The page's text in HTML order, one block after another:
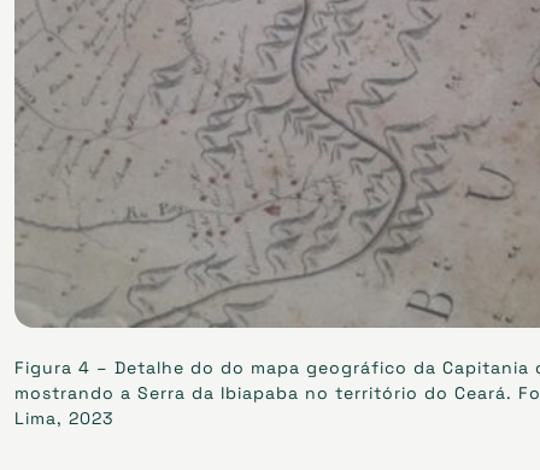
Figura 4 – Detalhe do do mapa geográfico da Capitania
mostrando a Serra da Ibiapaba no território do Ceará.
Lima, 2023